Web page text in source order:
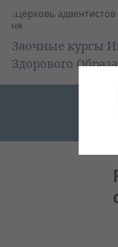
Заочные курсы
Здорового